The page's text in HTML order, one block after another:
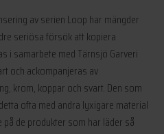
av serien Loop har mängder
seriösa försök att kopiera
i samarbete med Tärnsjö Garveri
och ackompanjeras av
krom, koppar och svart. Den som
ofta med andra lyxigare material
de produkter som har läder så